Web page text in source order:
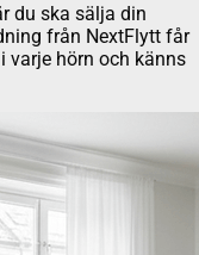
du ska sälja din
från NextFlytt får
varje hörn och känns